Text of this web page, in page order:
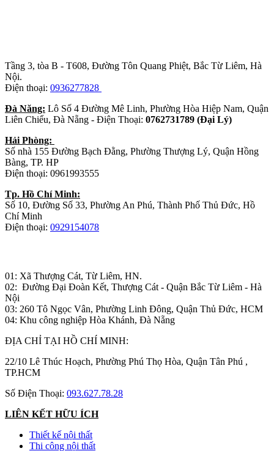
Tầng 3, tòa B - T608, Đường Tôn Quang Phiệt, Bắc Từ Liêm, Hà
Nội.
Điện thoại: 0936277828
Đà Năng: Lô Số 4 Đường Mê Linh, Phường Hòa Hiệp Nam, Quận
Liên Chiểu, Đà Nẵng - Điện Thoại: 0762731789 (Đại Lý)
Hải Phòng:
Số nhà 155 Đường Bạch Đằng, Phường Thượng Lý, Quận Hồng
Bàng, TP. HP
Điện thoại: 0961993555
Tp. Hồ Chí Minh:
Số 10, Đường Số 33, Phường An Phú, Thành Phố Thủ Đức, Hồ
Chí Minh
Điện thoại: 0929154078
01: Xã Thượng Cát, Từ Liêm, HN.
02: Đường Đại Đoàn Kết, Thượng Cát - Quận Bắc Từ Liêm - Hà
Nội
03: 260 Tô Ngọc Vân, Phường Linh Đông, Quận Thủ Đức, HCM
04: Khu công nghiệp Hòa Khánh, Đà Nẵng
ĐỊA CHỈ TẠI HỒ CHÍ MINH:
22/10 Lê Thúc Hoạch, Phường Phú Thọ Hòa, Quận Tân Phú ,
TP.HCM
Số Điện Thoại: 093.627.78.28
LIÊN KẾT HỮU ÍCH
Thiết kế nội thất
Thi công nội thất